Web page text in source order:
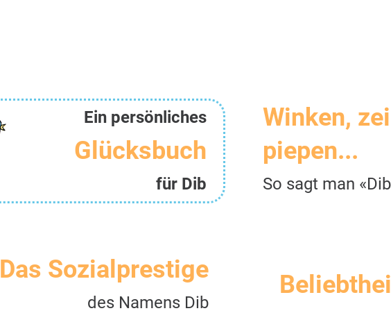
Ein persönliches
Glücksbuch
für Dib
Winken,
piepen...
So sagt man
Das Sozialprestige
des Namens Dib